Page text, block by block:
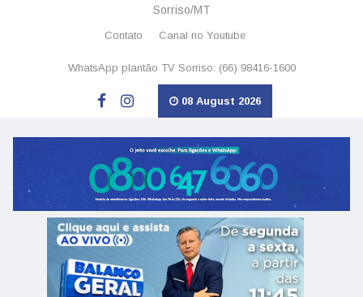
Sorriso/MT
Contato Canal no Youtube
WhatsApp plantão TV Sorriso: (66) 98416-1600
08 August 2026